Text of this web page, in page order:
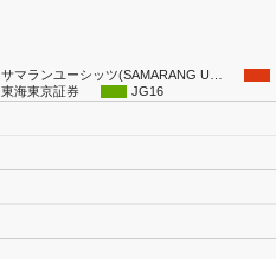
サマランユーシッツ(SAMARANG U…
東海東京証券
JG16